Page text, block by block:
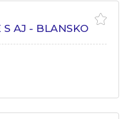
AJ - BLANSKO